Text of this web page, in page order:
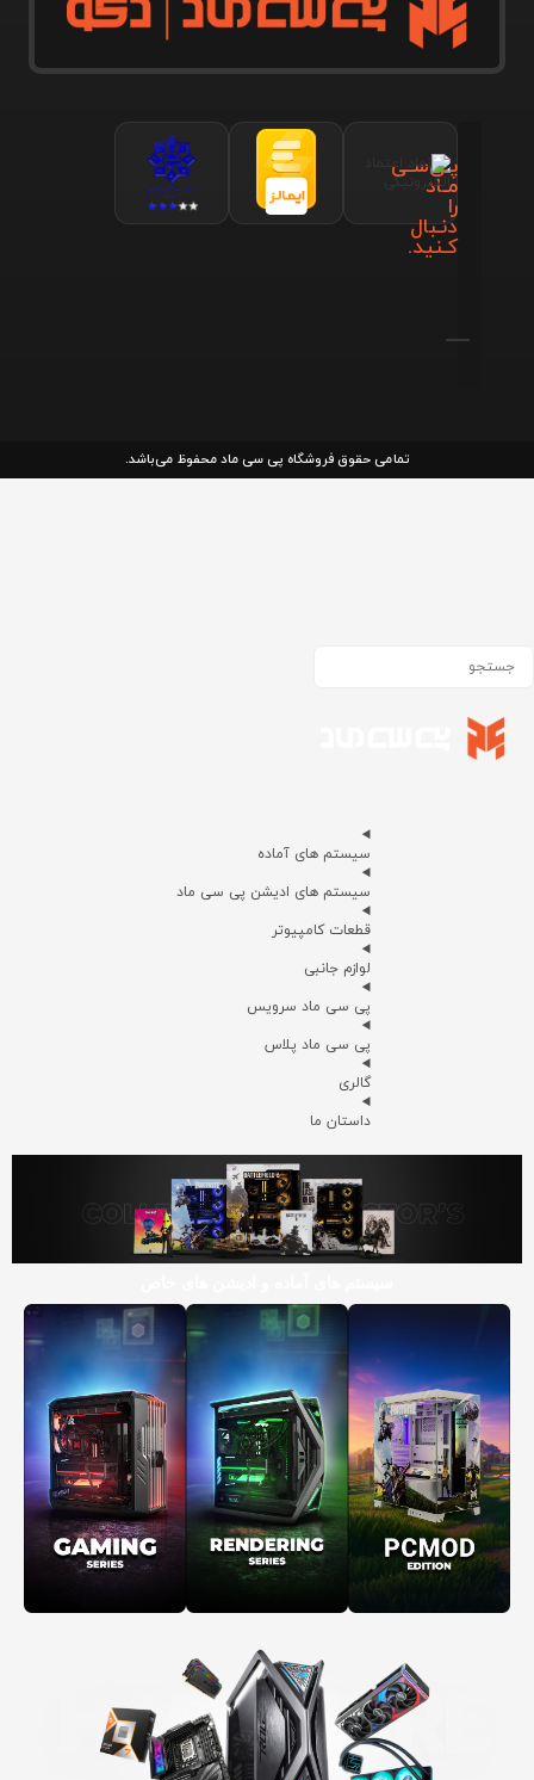
پـی‌سـی
مـاد
را
دنـبال
کـنید.
تمامی حقوق فروشگاه پی سی ماد محفوظ می‌باشد.
سیستم های آماده
سیستم های ادیشن پی سی ماد
قطعات کامپیوتر
لوازم جانبی
پی سی ماد سرویس
پی سی ماد پلاس
گالری
داستان ما